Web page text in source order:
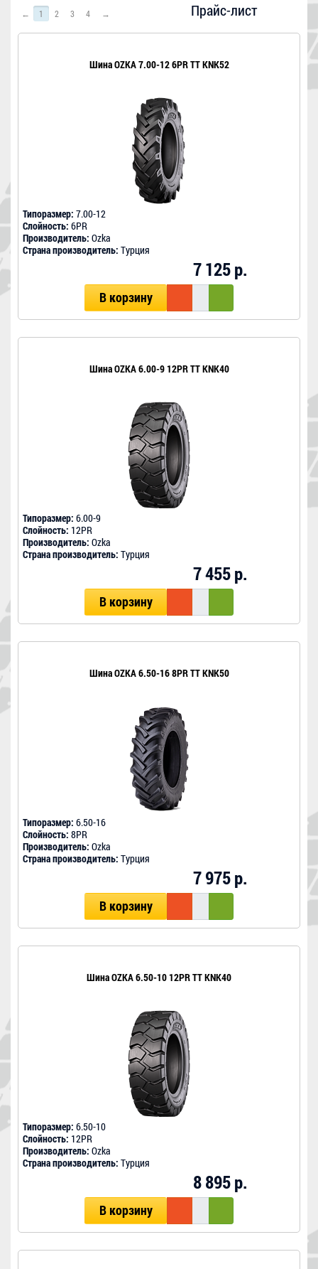
Прайс-лист
← 1 2 3 4 →
Шина OZKA 7.00-12 6PR TT KNK52
Типоразмер: 7.00-12
Слойность: 6PR
Производитель: Ozka
Страна производитель: Турция
7 125 р.
В корзину
Шина OZKA 6.00-9 12PR TT KNK40
Типоразмер: 6.00-9
Слойность: 12PR
Производитель: Ozka
Страна производитель: Турция
7 455 р.
В корзину
Шина OZKA 6.50-16 8PR TT KNK50
Типоразмер: 6.50-16
Слойность: 8PR
Производитель: Ozka
Страна производитель: Турция
7 975 р.
В корзину
Шина OZKA 6.50-10 12PR TT KNK40
Типоразмер: 6.50-10
Слойность: 12PR
Производитель: Ozka
Страна производитель: Турция
8 895 р.
В корзину